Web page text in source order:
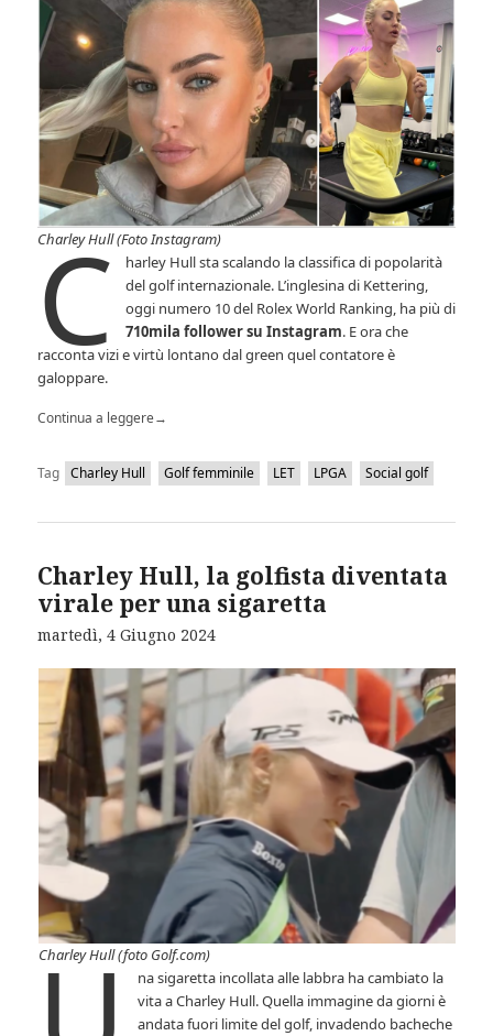
Charley Hull (Foto Instagram)
C
harley Hull sta scalando la classifica di popolarità
del golf internazionale. L’inglesina di Kettering,
oggi numero 10 del Rolex World Ranking, ha più di
710mila follower su Instagram. E ora che
racconta vizi e virtù lontano dal green quel contatore è
galoppare.
Continua a leggere→
Tag Charley Hull Golf femminile LET LPGA Social golf
Charley Hull, la golfista diventata
virale per una sigaretta
martedì, 4 Giugno 2024
Charley Hull (foto Golf.com)
na sigaretta incollata alle labbra ha cambiato la
vita a Charley Hull. Quella immagine da giorni è
andata fuori limite del golf, invadendo bacheche